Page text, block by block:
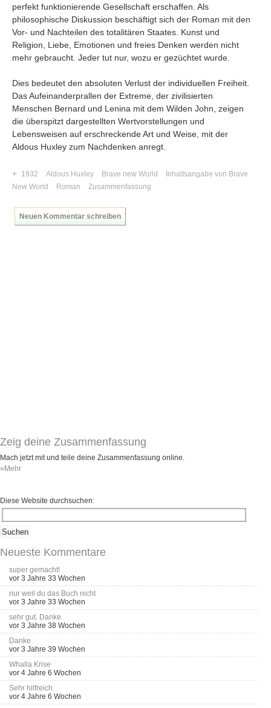
perfekt funktionierende Gesellschaft erschaffen. Als
philosophische Diskussion beschäftigt sich der Roman mit den
Vor- und Nachteilen des totalitären Staates. Kunst und
Religion, Liebe, Emotionen und freies Denken werden nicht
mehr gebraucht. Jeder tut nur, wozu er gezüchtet wurde.
Dies bedeutet den absoluten Verlust der individuellen Freiheit.
Das Aufeinanderprallen der Extreme, der zivilisierten
Menschen Bernard und Lenina mit dem Wilden John, zeigen
die überspitzt dargestellten Wertvorstellungen und
Lebensweisen auf erschreckende Art und Weise, mit der
Aldous Huxley zum Nachdenken anregt.
+ 1932 Aldous Huxley Brave new World
Inhaltsangabe von Brave
New World
Roman Zusammenfassung
Neuen Kommentar schreiben
Zeig deine Zusammenfassung
Mach jetzt mit und teile deine Zusammenfassung online.
»Mehr
Diese Website durchsuchen:
Neueste Kommentare
super gemacht!
vor 3 Jahre 33 Wochen
nur weil du das Buch nicht
vor 3 Jahre 33 Wochen
sehr gut. Danke
vor 3 Jahre 38 Wochen
Danke
vor 3 Jahre 39 Wochen
Whalla Krise
vor 4 Jahre 6 Wochen
Sehr hilfreich
vor 4 Jahre 6 Wochen